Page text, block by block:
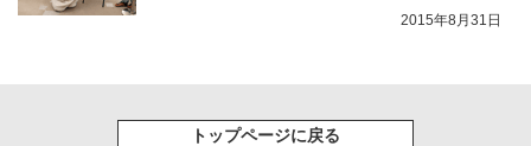
2015年8月31日
トップページに戻る